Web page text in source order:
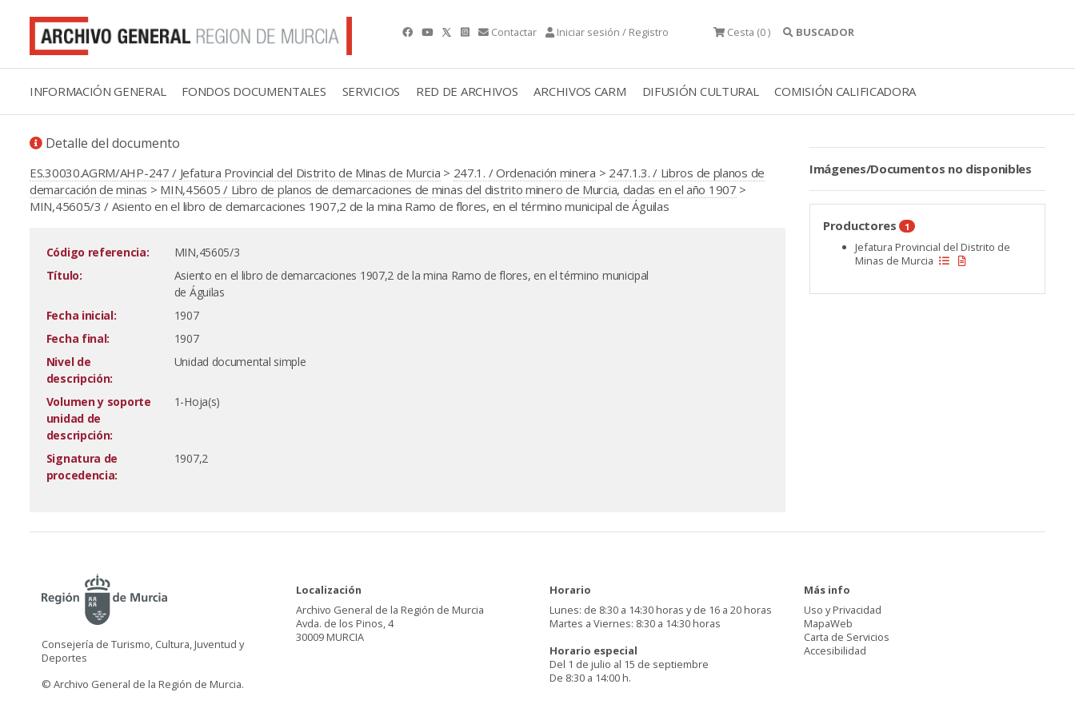
Contactar Iniciar sesión / Registro Cesta (0 ) BUSCADOR
INFORMACIÓN GENERAL FONDOS DOCUMENTALES SERVICIOS RED DE ARCHIVOS ARCHIVOS CARM DIFUSIÓN CULTURAL COMISIÓN CALIFICADORA
Detalle del documento
ES.30030.AGRM/AHP-247 / Jefatura Provincial del Distrito de Minas de Murcia > 247.1. / Ordenación minera > 247.1.3. / Libros de planos de
demarcación de minas > MIN,45605 / Libro de planos de demarcaciones de minas del distrito minero de Murcia, dadas en el año 1907 >
MIN,45605/3 / Asiento en el libro de demarcaciones 1907,2 de la mina Ramo de flores, en el término municipal de Águilas
Código referencia:
MIN,45605/3
Título:
Asiento en el libro de demarcaciones 1907,2 de la mina Ramo de flores, en el término municipal
de Águilas
Fecha inicial:
1907
Fecha final:
1907
Nivel de
descripción:
Unidad documental simple
Volumen y soporte
unidad de
descripción:
1-Hoja(s)
Signatura de
procedencia:
1907,2
Imágenes/Documentos no disponibles
Productores 1
Jefatura Provincial del Distrito de
Minas de Murcia
Consejería de Turismo, Cultura, Juventud y
Deportes
© Archivo General de la Región de Murcia.
Localización
Archivo General de la Región de Murcia
Avda. de los Pinos, 4
30009 MURCIA
Horario
Lunes: de 8:30 a 14:30 horas y de 16 a 20 horas
Martes a Viernes: 8:30 a 14:30 horas
Horario especial
Del 1 de julio al 15 de septiembre
De 8:30 a 14:00 h.
Más info
Uso y Privacidad
MapaWeb
Carta de Servicios
Accesibilidad